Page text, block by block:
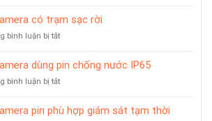
chuyên
vàng
camera
pin
giá
từ
tiện
có trạm sạc rời
bình luận bị tắtở
6
camera
có
sạc
dùng pin chống nước IP65
bình luận bị tắtở
8
camera
pin phù hợp giám sát tạm thời